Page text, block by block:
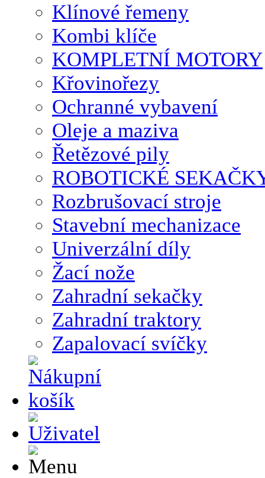
Klínové řemeny
Kombi klíče
KOMPLETNÍ MOTORY
Křovinořezy
Ochranné vybavení
Oleje a maziva
Řetězové pily
ROBOTICKÉ
Rozbrušovací stroje
Stavební mechanizace
Univerzální díly
Žací nože
Zahradní sekačky
Zahradní traktory
Zapalovací svíčky